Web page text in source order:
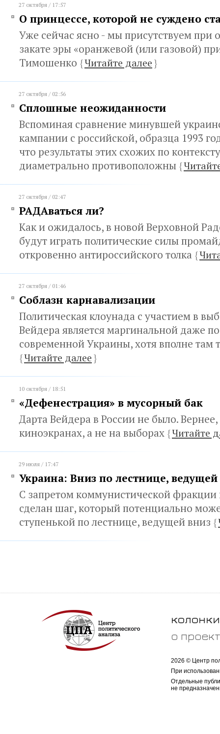
27 октября / 17:57
О принцессе, которой не суждено
Уже сейчас ясно - мы присутствуем при
закате эры «оранжевой (или газовой)
Тимошенко {Читайте далее}
27 октября / 02:56
Сплошные неожиданности
Вспоминая сравнение минувшей
кампании с российской, образца 1993
что результаты этих схожих по
диаметрально противоположны {
27 октября / 02:47
РАДАваться ли?
Как и ожидалось, в новой Верховной
будут играть политические силы
откровенно антироссийского толка {
27 октября / 01:46
Соблазн карнавализации
Политическая клоунада с участием в
Вейдера является маргинальной даже
современной Украины, хотя вполне там
{Читайте далее}
10 октября / 18:51
«Дефенестрация» в мусорный бак
Дарта Вейдера в России не было.
киноэкранах, а не на выборах {Читайте
29 июля / 17:47
Украина: Вниз по лестнице, ведущей
С запретом коммунистической фракции
сделан шаг, который потенциально
ступенькой по лестнице, ведущей вниз {
колонки
о
2026 © Центр
При
Отдельные
не